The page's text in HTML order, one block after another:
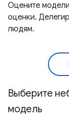
Оцените
оценки.
людям.
Выберите
модель